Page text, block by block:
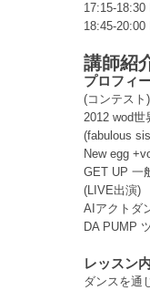
17:15-
18:45-
講師紹
プロフィ
(コンテスト)
2012 wod世
(fabulous
New egg
GET UP 一
(LIVE出演)
AIアクトダ
DA PUMP
レッスン
ダンスを通